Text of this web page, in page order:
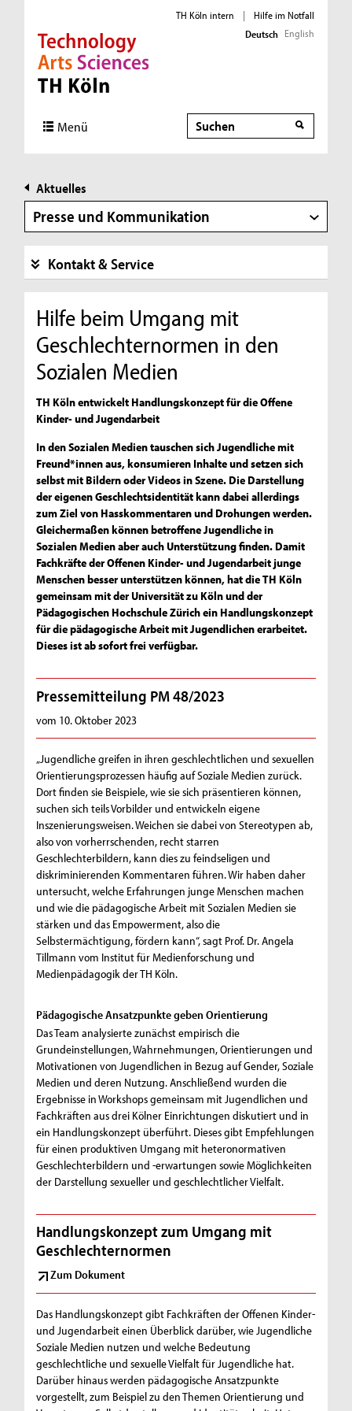
Direkt zur Hauptnavigation
Direkt zur Subnavigation
Direkt zum Inhalt
Direkt zum Fußbereich
TH Köln intern |
Hilfe im Notfall
Deutsch English
Menü Suche
Aktuelles
Presse und Kommunikation
Kontakt & Service
Hilfe beim Umgang mit
Geschlechternormen in den
Sozialen Medien
TH Köln entwickelt Handlungskonzept für die Offene
Kinder- und Jugendarbeit
In den Sozialen Medien tauschen sich Jugendliche mit
Freund*innen aus, konsumieren Inhalte und setzen sich
selbst mit Bildern oder Videos in Szene. Die Darstellung
der eigenen Geschlechtsidentität kann dabei allerdings
zum Ziel von Hasskommentaren und Drohungen werden.
Gleichermaßen können betroffene Jugendliche in
Sozialen Medien aber auch Unterstützung finden. Damit
Fachkräfte der Offenen Kinder- und Jugendarbeit junge
Menschen besser unterstützen können, hat die TH Köln
gemeinsam mit der Universität zu Köln und der
Pädagogischen Hochschule Zürich ein Handlungskonzept
für die pädagogische Arbeit mit Jugendlichen erarbeitet.
Dieses ist ab sofort frei verfügbar.
Pressemitteilung PM 48/2023
vom 10. Oktober 2023
„Jugendliche greifen in ihren geschlechtlichen und sexuellen
Orientierungsprozessen häufig auf Soziale Medien zurück.
Dort finden sie Beispiele, wie sie sich präsentieren können,
suchen sich teils Vorbilder und entwickeln eigene
Inszenierungsweisen. Weichen sie dabei von Stereotypen ab,
also von vorherrschenden, recht starren
Geschlechterbildern, kann dies zu feindseligen und
diskriminierenden Kommentaren führen. Wir haben daher
untersucht, welche Erfahrungen junge Menschen machen
und wie die pädagogische Arbeit mit Sozialen Medien sie
stärken und das Empowerment, also die
Selbstermächtigung, fördern kann“, sagt Prof. Dr. Angela
Tillmann vom Institut für Medienforschung und
Medienpädagogik der TH Köln.
Pädagogische Ansatzpunkte geben Orientierung
Das Team analysierte zunächst empirisch die
Grundeinstellungen, Wahrnehmungen, Orientierungen und
Motivationen von Jugendlichen in Bezug auf Gender, Soziale
Medien und deren Nutzung. Anschließend wurden die
Ergebnisse in Workshops gemeinsam mit Jugendlichen und
Fachkräften aus drei Kölner Einrichtungen diskutiert und in
ein Handlungskonzept überführt. Dieses gibt Empfehlungen
für einen produktiven Umgang mit heteronormativen
Geschlechterbildern und -erwartungen sowie Möglichkeiten
der Darstellung sexueller und geschlechtlicher Vielfalt.
Handlungskonzept zum Umgang mit
Geschlechternormen
Zum Dokument
Das Handlungskonzept gibt Fachkräften der Offenen Kinder-
und Jugendarbeit einen Überblick darüber, wie Jugendliche
Soziale Medien nutzen und welche Bedeutung
geschlechtliche und sexuelle Vielfalt für Jugendliche hat.
Darüber hinaus werden pädagogische Ansatzpunkte
vorgestellt, zum Beispiel zu den Themen Orientierung und